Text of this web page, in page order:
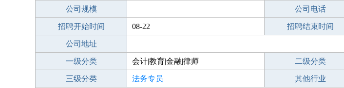
公司规模 公司电话
招聘开始时间 08-22 招聘结束时间
公司地址
一级分类 会计|教育|金融|律师 二级分类
三级分类 法务专员 其他行业